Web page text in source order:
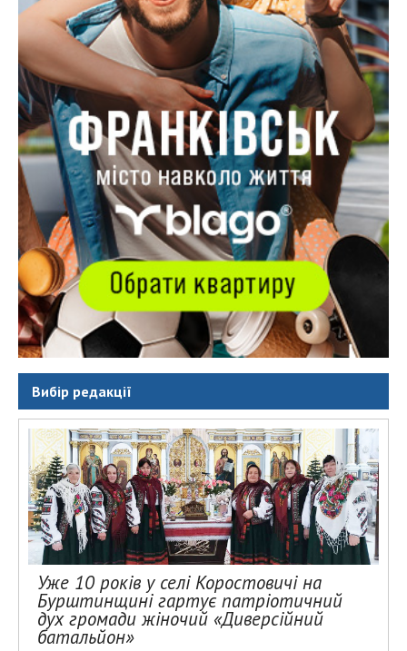
Вибір редакції
Уже 10 років у селі Коростовичі на
Бурштинщині гартує патріотичний
дух громади жіночий «Диверсійний
батальйон»